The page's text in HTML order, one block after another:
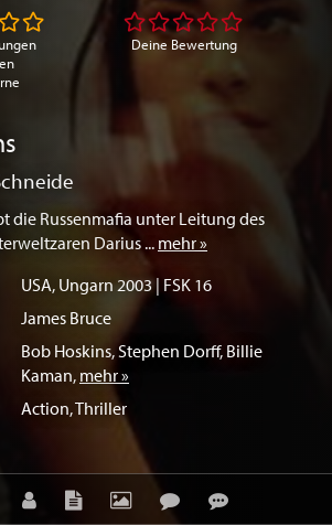
die Russenmafia unter Leitung des
Darius ... mehr »
USA, Ungarn 2003 | FSK 16
James Bruce
Bob Hoskins, Stephen Dorff, Billie
Kaman, mehr »
Action,Thriller
Deine Bewertung